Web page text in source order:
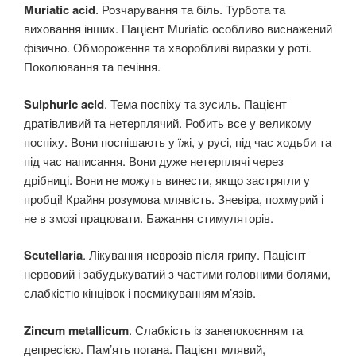
Muriatic acid. Розчарування та біль. Турбота та
виховання інших. Пацієнт Muriatic особливо виснажений
фізично. Обмороження та хворобливі виразки у роті.
Поколювання та печіння.
Sulphuric acid. Тема поспіху та зусиль. Пацієнт
дратівливий та нетерплячий. Робить все у великому
поспіху. Вони поспішають у їжі, у русі, під час ходьби та
під час написання. Вони дуже нетерплячі через
дрібниці. Вони не можуть винести, якщо застрягли у
пробці! Крайня розумова млявість. Зневіра, похмурий і
не в змозі працювати. Бажання стимуляторів.
Scutellaria. Лікування неврозів після грипу. Пацієнт
нервовий і забудькуватий з частими головними болями,
слабкістю кінцівок і посмикуванням м’язів.
Zincum metallicum. Слабкість із занепокоєнням та
депресією. Пам’ять погана. Пацієнт млявий,